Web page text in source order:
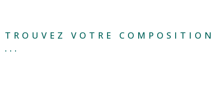
TROUVEZ VOTRE COMPOSITION
...